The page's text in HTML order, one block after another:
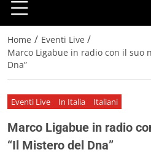
Home / Eventi Live /
Marco Ligabue in radio con il suo
Dna”
Eventi Live In Italia Italiani
Marco Ligabue in radio
“Il Mistero del Dna”